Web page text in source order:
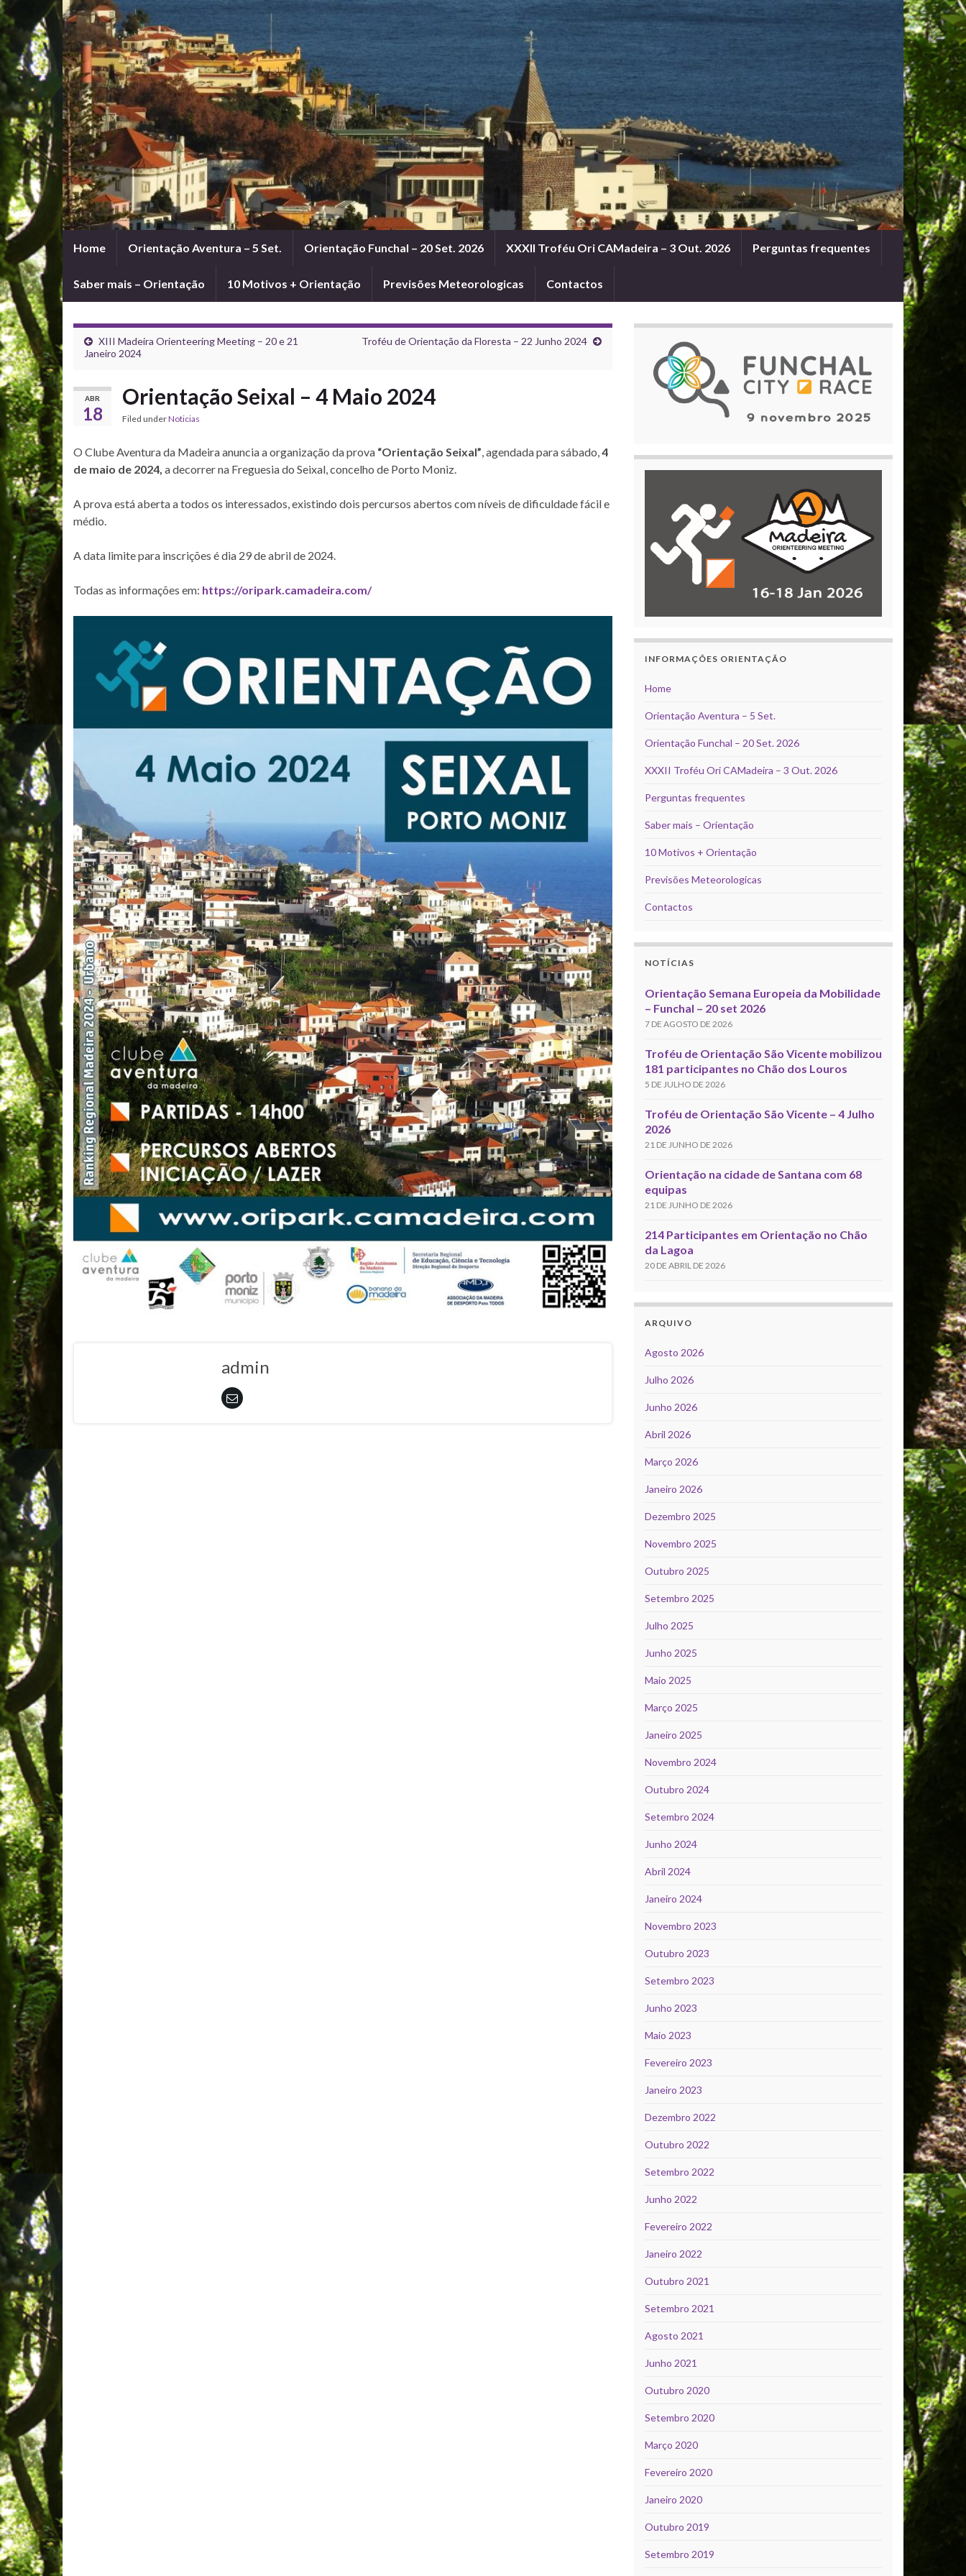
Home Orientação Aventura – 5 Set. Orientação Funchal – 20 Set. 2026 XXXII Troféu Ori CAMadeira – 3 Out. 2026 Perguntas frequentes
Saber mais – Orientação 10 Motivos + Orientação Previsões Meteorologicas Contactos
XIII Madeira Orienteering Meeting – 20 e 21
Janeiro 2024
Troféu de Orientação da Floresta – 22 Junho 2024
ABR
18
Orientação Seixal – 4 Maio 2024
Filed underNoticias
O Clube Aventura da Madeira anuncia a organização da prova “Orientação Seixal”, agendada para sábado,4
de maio de 2024, a decorrer na Freguesia do Seixal, concelho de Porto Moniz.
A prova está aberta a todos os interessados, existindo dois percursos abertos com níveis de dificuldade fácil e
médio.
A data limite para inscrições é dia 29 de abril de 2024.
Todas as informações em: https://oripark.camadeira.com/
admin
INFORMAÇÕES ORIENTAÇÃO
Home
Orientação Aventura – 5 Set.
Orientação Funchal – 20 Set. 2026
XXXII Troféu Ori CAMadeira – 3 Out. 2026
Perguntas frequentes
Saber mais – Orientação
10 Motivos + Orientação
Previsões Meteorologicas
Contactos
NOTÍCIAS
Orientação Semana Europeia da Mobilidade
– Funchal – 20 set 2026
7 DE AGOSTO DE 2026
Troféu de Orientação São Vicente mobilizou
181 participantes no Chão dos Louros
5 DE JULHO DE 2026
Troféu de Orientação São Vicente – 4 Julho
2026
21 DE JUNHO DE 2026
Orientação na cidade de Santana com 68
equipas
21 DE JUNHO DE 2026
214 Participantes em Orientação no Chão
da Lagoa
20 DE ABRIL DE 2026
ARQUIVO
Agosto 2026
Julho 2026
Junho 2026
Abril 2026
Março 2026
Janeiro 2026
Dezembro 2025
Novembro 2025
Outubro 2025
Setembro 2025
Julho 2025
Junho 2025
Maio 2025
Março 2025
Janeiro 2025
Novembro 2024
Outubro 2024
Setembro 2024
Junho 2024
Abril 2024
Janeiro 2024
Novembro 2023
Outubro 2023
Setembro 2023
Junho 2023
Maio 2023
Fevereiro 2023
Janeiro 2023
Dezembro 2022
Outubro 2022
Setembro 2022
Junho 2022
Fevereiro 2022
Janeiro 2022
Outubro 2021
Setembro 2021
Agosto 2021
Junho 2021
Outubro 2020
Setembro 2020
Março 2020
Fevereiro 2020
Janeiro 2020
Outubro 2019
Setembro 2019